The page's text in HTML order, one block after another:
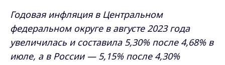
Годовая инфляция в Центральном
федеральном округе в августе 2023 года
увеличилась и составила 5,30% после 4,68% в
июле, а в России — 5,15% после 4,30%